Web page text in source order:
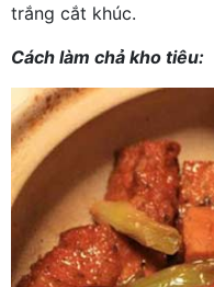
trắng cắt khúc.
Cách làm chả kho tiêu: